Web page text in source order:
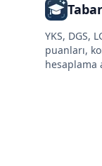
YKS, DGS,
puanları,
hesaplama